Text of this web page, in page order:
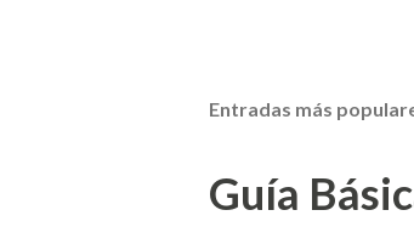
Entradas más
Guía